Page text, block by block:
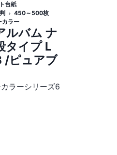
台紙
450～500枚
カラー
ルバム ナ
タイプ L
/ピュアブ
ラーシリーズ6